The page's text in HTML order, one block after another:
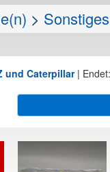
> Sonstiges
und Caterpillar |